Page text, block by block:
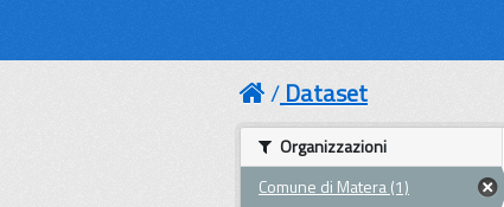
Dataset
Organizzazioni
Comune di Matera (1)